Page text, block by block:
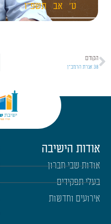
ט' אב תשפ"ו
הקודם
38 אגרת הרמב"ן
אודות הישיבה
אודות שבי חברון
בעלי תפקידים
אירועים וחדשות